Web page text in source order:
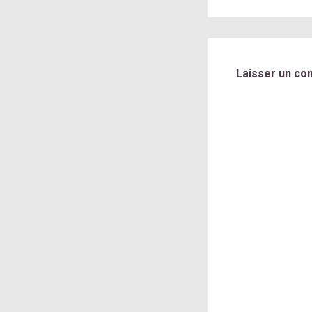
Laisser un